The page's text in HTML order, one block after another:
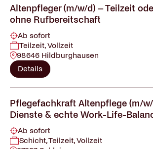
Altenpfleger (m/w/d) – Teilzeit
ohne Rufbereitschaft
Ab sofort
Teilzeit, Vollzeit
98646 Hildburghausen
Details
Pflegefachkraft Altenpflege (m/
Dienste & echte Work-Life-
Ab sofort
Schicht, Teilzeit, Vollzeit